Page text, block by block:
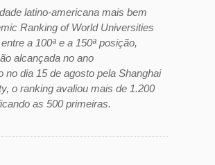
latino-americana mais bem
Ranking of World Universities
a 100ª e a 150ª posição,
alcançada no ano
no dia 15 de agosto pela Shanghai
o ranking avaliou mais de 1.200
as 500 primeiras.